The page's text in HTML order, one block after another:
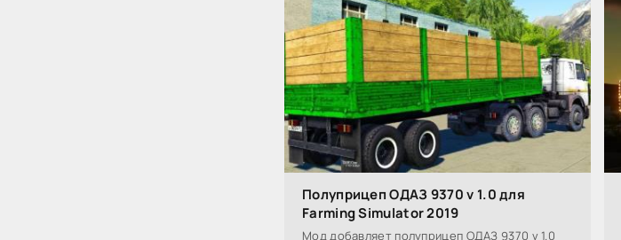
Полуприцеп ОДАЗ 9370 v 1.0 для
Farming Simulator 2019
Мод добавляет полуприцеп ОДАЗ 9370 v 1.0